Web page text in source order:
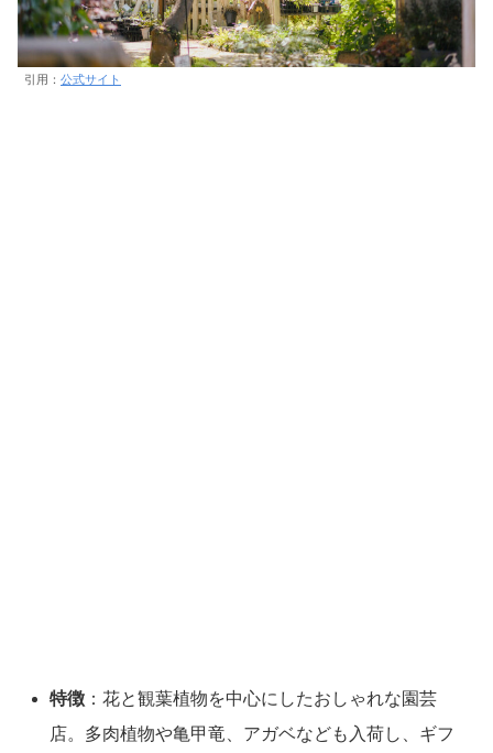
引用： 公式サイト
特徴 ：花と観葉植物を中心にしたおしゃれな園芸
店。多肉植物や亀甲竜、アガベなども入荷し、ギフ